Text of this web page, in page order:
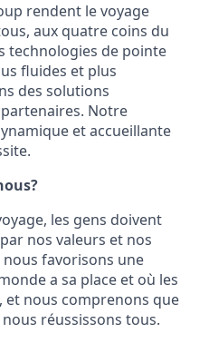
rendent le voyage
aux quatre coins du
technologies de pointe
fluides et plus
des solutions
Notre
et accueillante
les gens doivent
nos valeurs et nos
favorisons une
a sa place et où les
et nous comprenons que
réussissons tous.